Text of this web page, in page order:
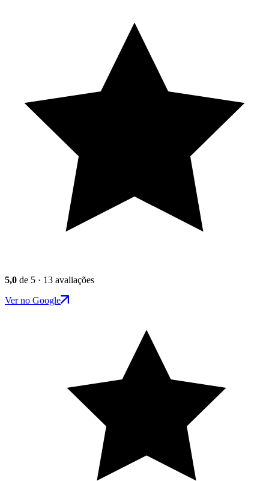
5,0 de 5 · 13 avaliações
Ver no Google